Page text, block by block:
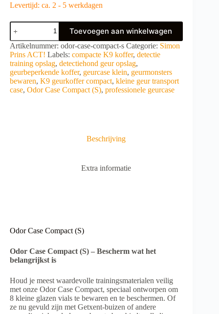
Levertijd: ca. 2 - 5 werkdagen
Odor
Case
Compact
(S)
aantal
Toevoegen aan winkelwagen
A
l
t
e
r
n
Artikelnummer: odor-case-compact-s Categorie: Simon
Prins ACT! Labels: compacte K9 koffer, detectie
training opslag, detectiehond geur opslag,
geurbeperkende koffer, geurcase klein, geurmonsters
bewaren, K9 geurkoffer compact, kleine geur transport
case, Odor Case Compact (S), professionele geurcase
Beschrijving
Extra informatie
Odor Case Compact (S)
Odor Case Compact (S) – Bescherm wat het
belangrijkst is
Houd je meest waardevolle trainingsmaterialen veilig
met onze Odor Case Compact, speciaal ontworpen om
8 kleine glazen vials te bewaren en te beschermen. Of
ze nu gevuld zijn met Getxent-buizen of andere